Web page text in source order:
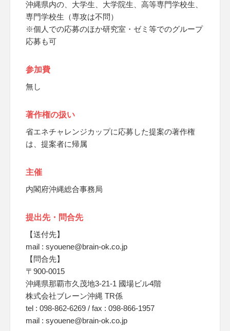
沖縄県内の、大学生、大学院生、高等専門学校生、
専門学校生（専攻は不問）
※個人での応募のほか研究室・ゼミ等でのグループ
応募も可
参加費
無し
著作権の扱い
省エネチャレンジカップに応募した提案の著作権
は、提案者に帰属
主催
内閣府沖縄総合事務局
提出先・問合先
【送付先】
mail : syouene@brain-ok.co.jp
【問合先】
〒900-0015
沖縄県那覇市久茂地3-21-1 國場ビル4階
株式会社ブレーン沖縄 TR係
tel : 098-862-6269 / fax : 098-866-1957
mail : syouene@brain-ok.co.jp